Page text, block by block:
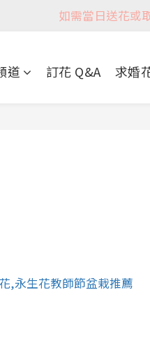
如需當日送花或
道 訂花 Q&A 求婚